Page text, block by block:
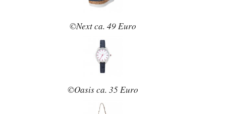
©Next ca. 49 Euro
©Oasis ca. 35 Euro